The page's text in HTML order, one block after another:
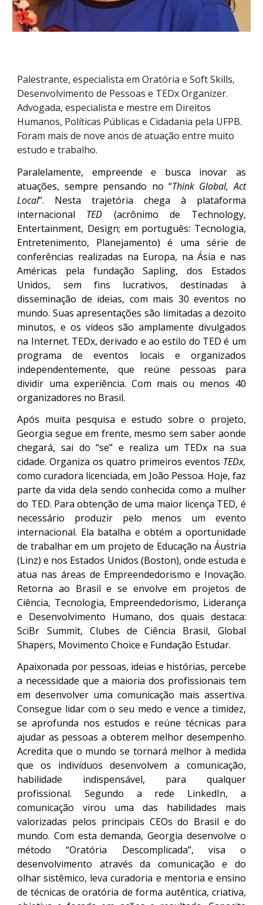
Palestrante, especialista em Oratória e Soft Skills,
Desenvolvimento de Pessoas e TEDx Organizer.
Advogada, especialista e mestre em Direitos
Humanos, Políticas Públicas e Cidadania pela UFPB.
Foram mais de nove anos de atuação entre muito
estudo e trabalho.
Paralelamente, empreende e busca inovar as
atuações, sempre pensando no “Think Global, Act
Local”. Nesta trajetória chega à plataforma
internacional TED (acrônimo de Technology,
Entertainment, Design; em português: Tecnologia,
Entretenimento, Planejamento) é uma série de
conferências realizadas na Europa, na Ásia e nas
Américas pela fundação Sapling, dos Estados
Unidos, sem fins lucrativos, destinadas à
disseminação de ideias, com mais 30 eventos no
mundo. Suas apresentações são limitadas a dezoito
minutos, e os vídeos são amplamente divulgados
na Internet. TEDx, derivado e ao estilo do TED é um
programa de eventos locais e organizados
independentemente, que reúne pessoas para
dividir uma experiência. Com mais ou menos 40
organizadores no Brasil.
Após muita pesquisa e estudo sobre o projeto,
Georgia segue em frente, mesmo sem saber aonde
chegará, sai do “se” e realiza um TEDx na sua
cidade. Organiza os quatro primeiros eventos TEDx,
como curadora licenciada, em João Pessoa. Hoje, faz
parte da vida dela sendo conhecida como a mulher
do TED. Para obtenção de uma maior licença TED, é
necessário produzir pelo menos um evento
internacional. Ela batalha e obtém a oportunidade
de trabalhar em um projeto de Educação na Áustria
(Linz) e nos Estados Unidos (Boston), onde estuda e
atua nas áreas de Empreendedorismo e Inovação.
Retorna ao Brasil e se envolve em projetos de
Ciência, Tecnologia, Empreendedorismo, Liderança
e Desenvolvimento Humano, dos quais destaca:
SciBr Summit, Clubes de Ciência Brasil, Global
Shapers, Movimento Choice e Fundação Estudar.
Apaixonada por pessoas, ideias e histórias, percebe
a necessidade que a maioria dos profissionais tem
em desenvolver uma comunicação mais assertiva.
Consegue lidar com o seu medo e vence a timidez,
se aprofunda nos estudos e reúne técnicas para
ajudar as pessoas a obterem melhor desempenho.
Acredita que o mundo se tornará melhor à medida
que os indivíduos desenvolvem a comunicação,
habilidade indispensável, para qualquer
profissional. Segundo a rede LinkedIn, a
comunicação virou uma das habilidades mais
valorizadas pelos principais CEOs do Brasil e do
mundo. Com esta demanda, Georgia desenvolve o
método “Oratória Descomplicada”, visa o
desenvolvimento através da comunicação e do
olhar sistêmico, leva curadoria e mentoria e ensino
de técnicas de oratória de forma autêntica, criativa,